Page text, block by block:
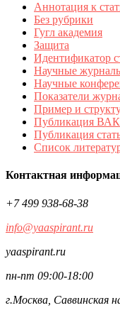
Аннотация к
Без рубрики
Гугл академия
Защита
Идентификатор
Научные
Научные
Показатели
Пример и
Публикация ВАК
Публикация
Список
Контактная
+7 499 938-68-38
info@yaaspirant.ru
yaaspirant.ru
пн-пт 09:00-18:00
г.Москва, Саввинская